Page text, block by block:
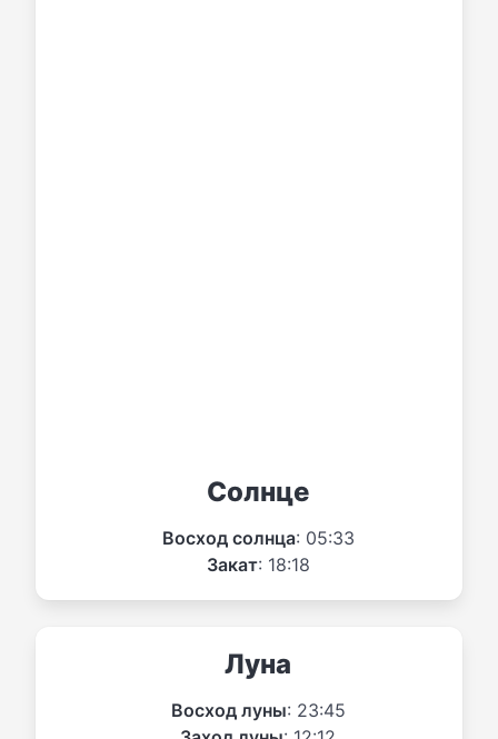
Солнце
Восход солнца: 05:33
Закат: 18:18
Луна
Восход луны: 23:45